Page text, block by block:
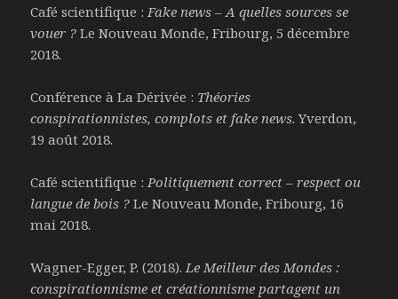
Café scientifique :Fake news – A quelles sources se
vouer ? Le Nouveau Monde, Fribourg, 5 décembre
2018.
Conférence à La Dérivée : Théories
conspirationnistes, complots et fake news. Yverdon,
19 août 2018.
Café scientifique :Politiquement correct – respect ou
langue de bois ? Le Nouveau Monde, Fribourg, 16
mai 2018.
Wagner-Egger, P. (2018).Le Meilleur des Mondes :
conspirationnisme et créationnisme partagent un